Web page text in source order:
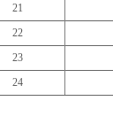
21
22
23
24